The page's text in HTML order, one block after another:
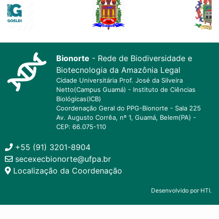
Bionorte - Rede de Biodiversidade e
Biotecnologia da Amazônia Legal
Cidade Universitária Prof. José da Silveira
Netto(Campus Guamá) - Instituto de Ciências
Biológicas(ICB)
Coordenação Geral do PPG-Bionorte - Sala 225
Av. Augusto Corrêa, nº 1, Guamá, Belem(PA) -
CEP: 66.075-110
+55 (91) 3201-8904
secexecbionorte@ufpa.br
Localização da Coordenação
Desenvolvido por HTI.